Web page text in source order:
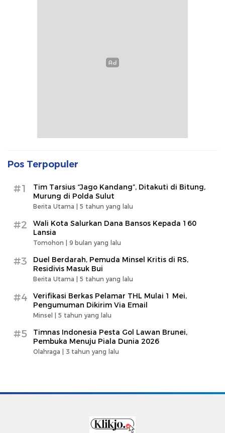
Pos Terpopuler
#1
Tim Tarsius “Jago Kandang”, Ditakuti di Bitung,
Murung di Polda Sulut
Berita Utama | 5 tahun yang lalu
#2
Wali Kota Salurkan Dana Bansos Kepada 160
Lansia
Tomohon | 9 bulan yang lalu
#3
Duel Berdarah, Pemuda Minsel Kritis di RS,
Residivis Masuk Bui
Berita Utama | 5 tahun yang lalu
#4
Verifikasi Berkas Pelamar THL Mulai 1 Mei,
Pengumuman Dikirim Via Email
Minsel | 5 tahun yang lalu
#5
Timnas Indonesia Pesta Gol Lawan Brunei,
Pembuka Menuju Piala Dunia 2026
Olahraga | 3 tahun yang lalu